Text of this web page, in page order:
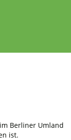
Berliner Umland
ist.